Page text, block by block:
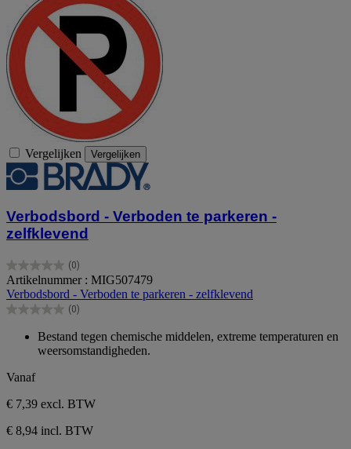
Vergelijken Vergelijken
Verbodsbord - Verboden te parkeren -
zelfklevend
(0)
0.0
van
de
5
Artikelnummer : MIG507479
Verbodsbord - Verboden te parkeren - zelfklevend
(0)
0.0
sterren.
Bestand tegen chemische middelen, extreme temperaturen en
weersomstandigheden.
Vanaf
€ 7,39 excl. BTW
€ 8,94 incl. BTW